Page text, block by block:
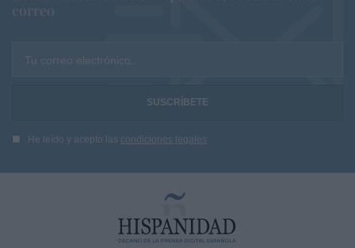
correo
Tu correo electrónico...
He leído y acepto las condiciones legales